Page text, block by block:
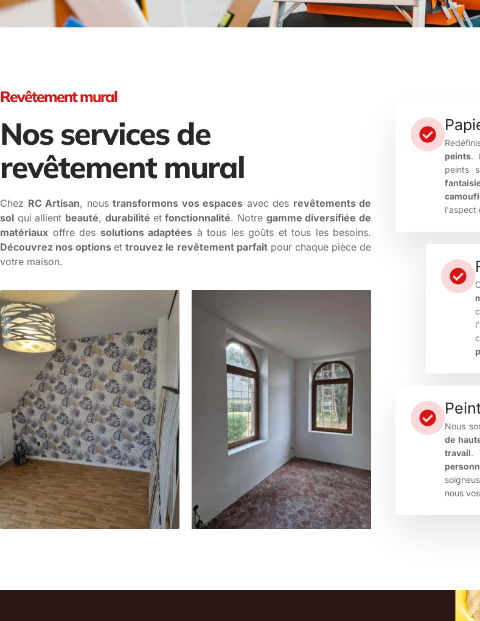
Revêtement mural
Nos services de
revêtement mural
Chez RC Artisan, nous transformons vos espaces avec des revêtements de
sol qui allient beauté, durabilité etfonctionnalité. Notre gamme diversifiée de
matériaux offre des solutions adaptées à tous les goûts et tous les besoins.
Découvrez nos optionsettrouvez le revêtement parfaitpour chaque pièce de
votre maison.
peints.
peints
l'aspect
l'
Nous
de
travail.
nous